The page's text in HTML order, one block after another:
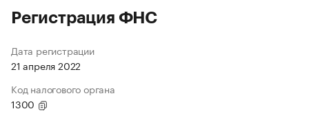
Регистрация ФНС
Дата регистрации
21 апреля 2022
Код налогового органа
1300